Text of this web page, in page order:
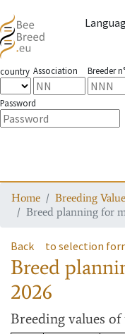
country Association Breeder n°
Password
Home
Breeding
Breed planning for
Back to selection
Breed
2026
Breeding values of